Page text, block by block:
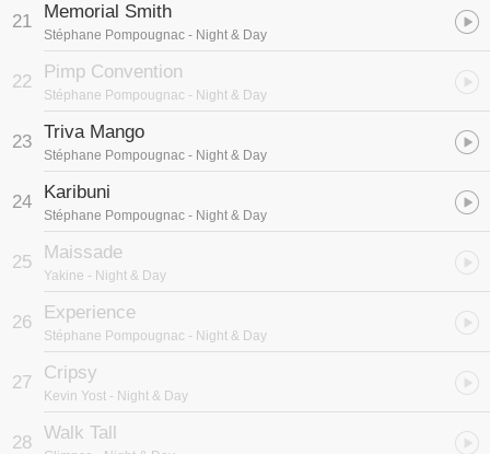
Me”越来越深邃强烈的节拍旋律炒热听觉气氛、一场华丽弛放的时尚
party正式登场；Stephane Pompougnac加入个人两首原创曲，一样
由新生代爵士红伶Lady Linn美声吟唱的“Take Her By The Hand”
house节奏、别于「日」专辑中的new wave风格，以及非常轻鬆有
趣、充满club风格的舞曲“Experience”；此外，荷兰知名DJ Johnny
D.的舞曲“Triva Mango”，流行女皇Madonna德国演唱会演出的
Mathias Bradler充满世界融合风的“Karibuni”，还有著名的Acid Jazz
DJ Kevin Yost一曲“Cripsy”；整张专辑在Glimpse的“Walk Tall”简单的
颤音琴、打击乐声中加入取样口白，这是Stephane Pompougnac在
Ibiza结尾时最爱播放的曲目，也为这场奢华迷离时尚之夜划下一个完
美的句点！
21 Memorial Smith
Stéphane Pompougnac - Night & Day
22 Pimp Convention
Stéphane Pompougnac - Night & Day
23 Triva Mango
Stéphane Pompougnac - Night & Day
24 Karibuni
Stéphane Pompougnac - Night & Day
25 Maissade
Yakine - Night & Day
26 Experience
Stéphane Pompougnac - Night & Day
27 Cripsy
Kevin Yost - Night & Day
28 Walk Tall